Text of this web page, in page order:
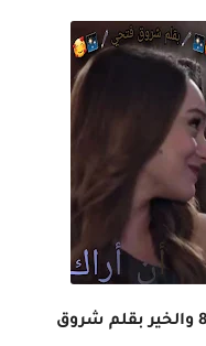
رواية مكتوب أن أراك الفصل الثامن8 والخير بقلم شروق